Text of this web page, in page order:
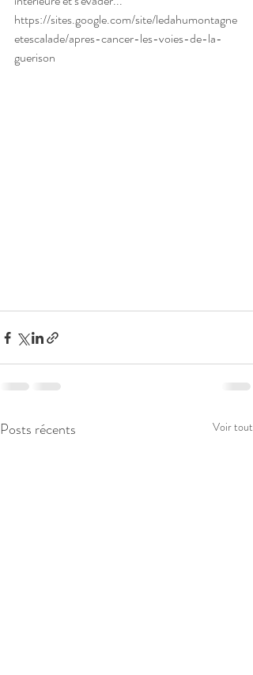
https://sites.google.com/site/ledahumontagne
etescalade/apres-cancer-les-voies-de-la-
guerison
Posts récents Voir tout